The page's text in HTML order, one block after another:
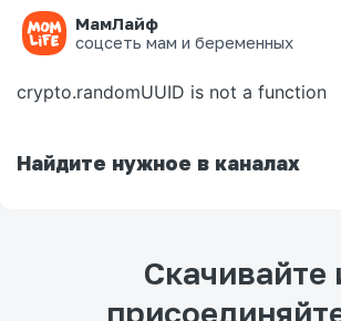
МамЛайф
соцсеть мам и беременных
Ошибка на странице
crypto.randomUUID is not a function
Найдите нужное в каналах
Скачивайте